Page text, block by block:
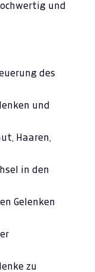
und
des
und
Haaren,
in den
Gelenken
zu